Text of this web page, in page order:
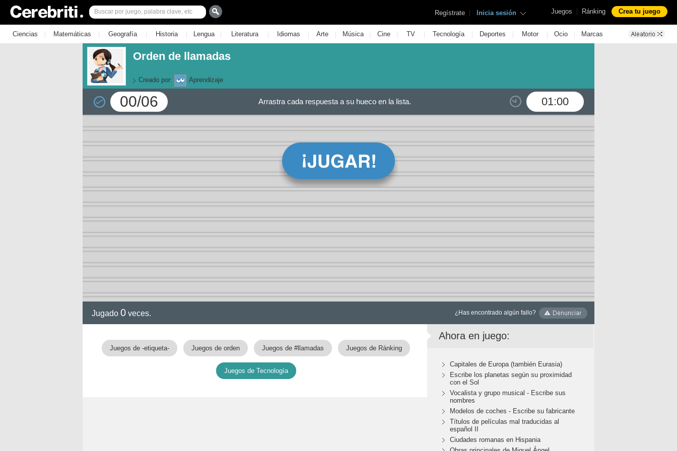
Juegos | Ránking Crea tu juego
Regístrate | Inicia sesión
Ciencias | Matemáticas | Geografía | Historia | Lengua | Literatura | Idiomas | Arte | Música | Cine | TV | Tecnología | Deportes | Motor | Ocio | Marcas
Orden de llamadas
Creado por: Aprendizaje
00/06 01:00
Arrastra cada respuesta a su hueco en la lista.
Jugado 0 veces. ¿Has encontrado algún fallo?
Juegos de -etiqueta- Juegos de orden Juegos de #llamadas Juegos de Ránking
Juegos de Tecnología
Ahora en juego:
Capitales de Europa (también Eurasia)
Escribe los planetas según su proximidad
con el Sol
Vocalista y grupo musical - Escribe sus
nombres
Modelos de coches - Escribe su fabricante
Títulos de películas mal traducidas al
español II
Ciudades romanas en Hispania